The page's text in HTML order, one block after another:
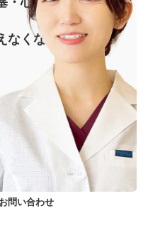
なくなることが心
問い合わせ